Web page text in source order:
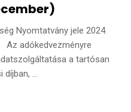
Nyomtatvány jele 2024.
adókedvezményre
a tartósan
...